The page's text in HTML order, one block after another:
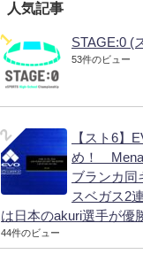
人気記事
STAGE:0 (
53件のビュー
【スト6】
め！
ブランカ同
スベガス2
は日本のakuri選手が優
44件のビュー